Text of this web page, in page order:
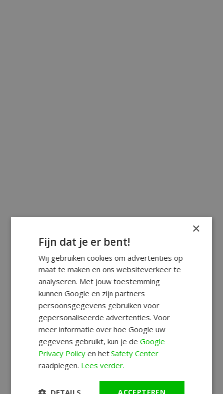
×
Fijn dat je er bent!
Wij gebruiken cookies om advertenties op
maat te maken en ons websiteverkeer te
analyseren. Met jouw toestemming
kunnen Google en zijn partners
persoonsgegevens gebruiken voor
gepersonaliseerde advertenties. Voor
meer informatie over hoe Google uw
gegevens gebruikt, kun je deGoogle
Privacy Policyen hetSafety Center
raadplegen. Lees verder.
ACCEPTEREN
DETAILS